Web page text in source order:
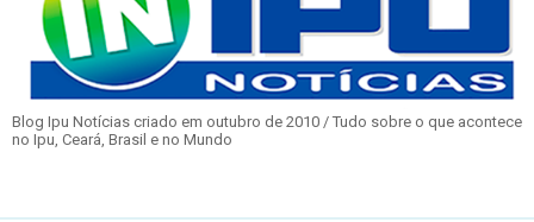
Blog Ipu Notícias criado em outubro de 2010 / Tudo sobre o que acontece
no Ipu, Ceará, Brasil e no Mundo